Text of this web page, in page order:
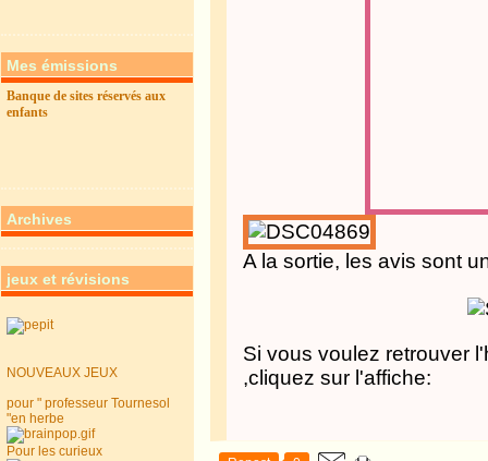
Mes émissions
Banque de sites réservés aux
enfants
Archives
jeux et révisions
NOUVEAUX JEUX
pour " professeur Tournesol
"en herbe
Pour les curieux
A la sortie, les avis sont
Si vous voulez retrouver
,cliquez sur l'affiche: